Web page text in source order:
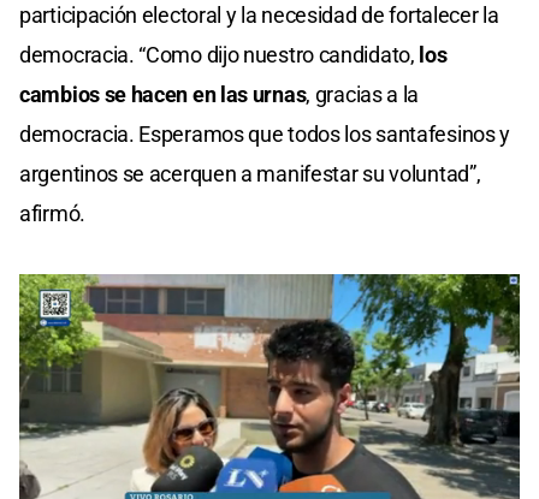
participación electoral y la necesidad de fortalecer la
democracia. “Como dijo nuestro candidato, los
cambios se hacen en las urnas, gracias a la
democracia. Esperamos que todos los santafesinos y
argentinos se acerquen a manifestar su voluntad”,
afirmó.